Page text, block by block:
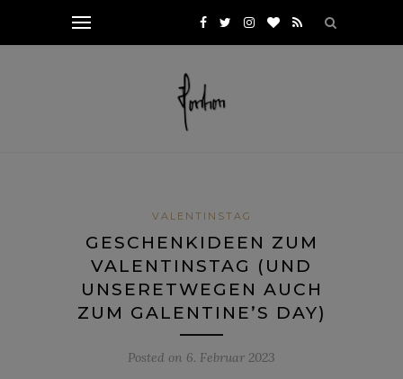
VALENTINSTAG
GESCHENKIDEEN ZUM
VALENTINSTAG (UND
UNSERETWEGEN AUCH
ZUM GALENTINE’S DAY)
Posted on 6. Februar 2023